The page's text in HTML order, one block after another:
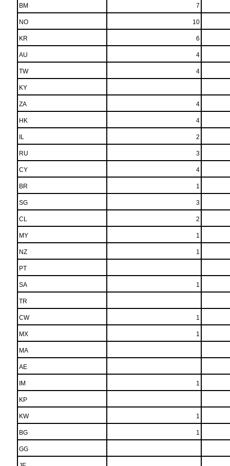
BM 7
NO 10
KR 6
AU 4
TW 4
KY
ZA 4
HK 4
IL 2
RU 3
CY 4
BR 1
SG 3
CL 2
MY 1
NZ 1
PT
SA 1
TR
CW 1
MX 1
MA
AE
IM 1
KP
KW 1
BG 1
GG